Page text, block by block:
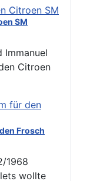
SM
Immanuel
Citroen
Frosch
1968
wollte